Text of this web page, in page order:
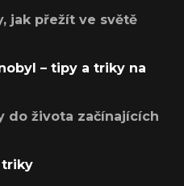
jak přežít ve světě
– tipy a triky na
do života začínajících
triky